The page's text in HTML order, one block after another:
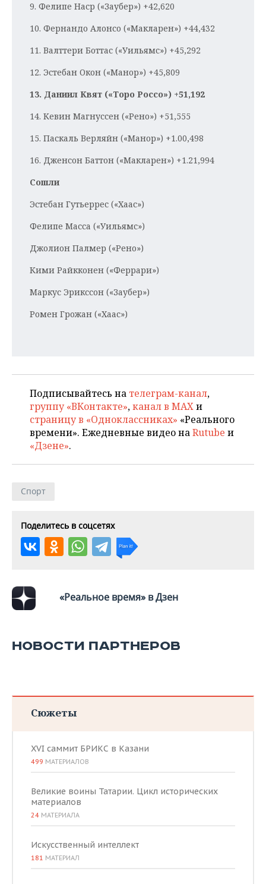
9. Фелипе Наср («Заубер») +42,620
10. Фернандо Алонсо («Макларен») +44,432
11. Валттери Боттас («Уильямс») +45,292
12. Эстебан Окон («Манор») +45,809
13. Даниил Квят («Торо Россо») +51,192
14. Кевин Магнуссен («Рено») +51,555
15. Паскаль Верляйн («Манор») +1.00,498
16. Дженсон Баттон («Макларен») +1.21,994
Сошли
Эстебан Гутьеррес («Хаас»)
Фелипе Масса («Уильямс»)
Джолион Палмер («Рено»)
Кими Райкконен («Феррари»)
Маркус Эрикссон («Заубер»)
Ромен Грожан («Хаас»)
Подписывайтесь на телеграм-канал,
группу «ВКонтакте»,канал в MAXи
страницу в «Одноклассниках» «Реального
времени». Ежедневные видео наRutube и
«Дзене».
Спорт
Поделитесь в соцсетях
«Реальное время» в Дзен
НОВОСТИ ПАРТНЕРОВ
Сюжеты
XVI саммит БРИКС в Казани
499 МАТЕРИАЛОВ
Великие воины Татарии. Цикл исторических
материалов
24 МАТЕРИАЛА
Искусственный интеллект
181 МАТЕРИАЛ